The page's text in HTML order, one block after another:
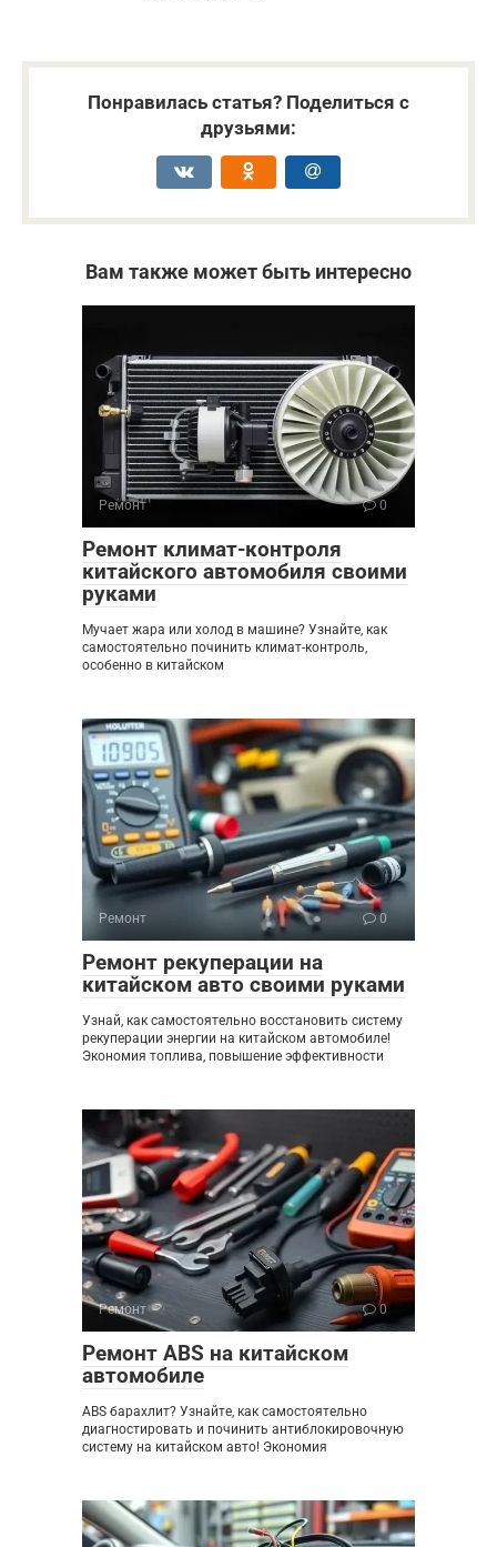
Понравилась статья? Поделиться с
друзьями:
Вам также может быть интересно
Ремонт 0
Ремонт климат-контроля
китайского автомобиля своими
руками
Мучает жара или холод в машине? Узнайте, как
самостоятельно починить климат-контроль,
особенно в китайском
Ремонт 0
Ремонт рекуперации на
китайском авто своими руками
Узнай, как самостоятельно восстановить систему
рекуперации энергии на китайском автомобиле!
Экономия топлива, повышение эффективности
Ремонт 0
Ремонт ABS на китайском
автомобиле
ABS барахлит? Узнайте, как самостоятельно
диагностировать и починить антиблокировочную
систему на китайском авто! Экономия